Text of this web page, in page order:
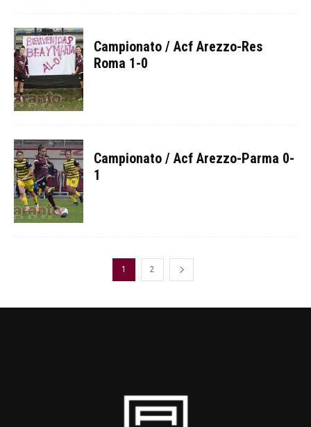
Campionato / Acf Arezzo-Res
Roma 1-0
Campionato / Acf Arezzo-Parma 0-
1
1 2